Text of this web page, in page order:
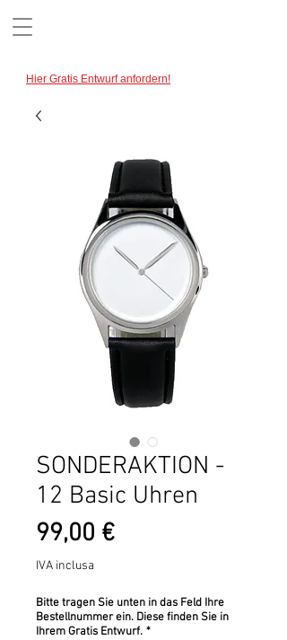
Hier Gratis Entwurf anfordern!
SONDERAKTION -
12 Basic Uhren
99,00 €Prezzo
IVA inclusa
Bitte tragen Sie unten in das Feld Ihre
Bestellnummer ein. Diese finden Sie in
Ihrem Gratis Entwurf. *